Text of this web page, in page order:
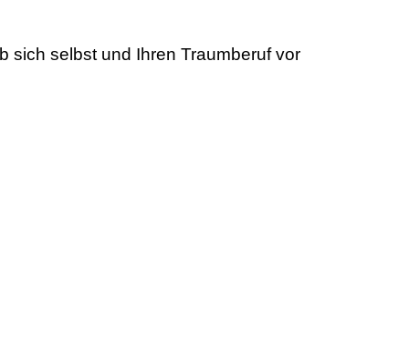
sich selbst und Ihren Traumberuf vor